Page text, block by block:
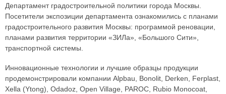
Департамент градостроительной политики города Москвы.
Посетители экспозиции департамента ознакомились с планами
градостроительного развития Москвы: программой реновации,
планами развития территории «ЗИЛа», «Большого Сити»,
транспортной системы.
Инновационные технологии и лучшие образцы продукции
продемонстрировали компании Alpbau, Bonolit, Derken, Ferplast,
Xella (Ytong), Odadoz, Open Village, PAROC, Rubio Monocoat,